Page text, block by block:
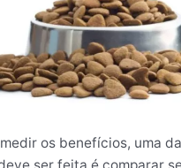
os benefícios, uma